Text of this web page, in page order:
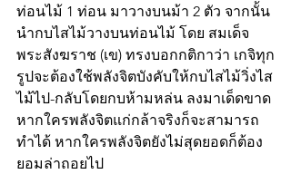
ท่อนไม้ 1 ท่อน มาวางบนม้า 2 ตัว จากนั้น
นำกบไสไม้วางบนท่อนไม้ โดย สมเด็จ
พระสังฆราช (เข) ทรงบอกกติกาว่า เกจิทุก
รูปจะต้องใช้พลังจิตบังคับให้กบไสไม้วิ่งไส
ไม้ไป-กลับโดยกบห้ามหล่น ลงมาเด็ดขาด
หากใครพลังจิตแก่กล้าจริงก็จะสามารถ
ทำได้ หากใครพลังจิตยังไม่สุดยอดก็ต้อง
ยอมล่าถอยไป